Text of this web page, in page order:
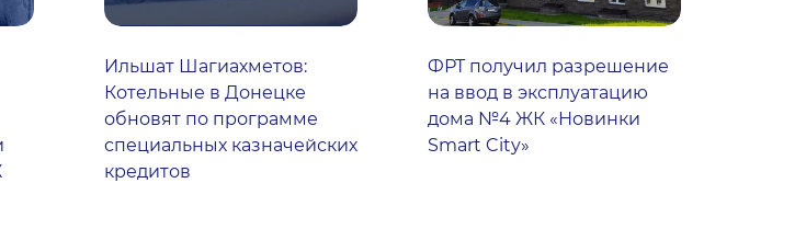
Ильшат Шагиахметов:
Котельные в Донецке
обновят по программе
специальных казначейских
кредитов
ФРТ получил разрешение
на ввод в эксплуатацию
дома №4 ЖК «Новинки
Smart City»